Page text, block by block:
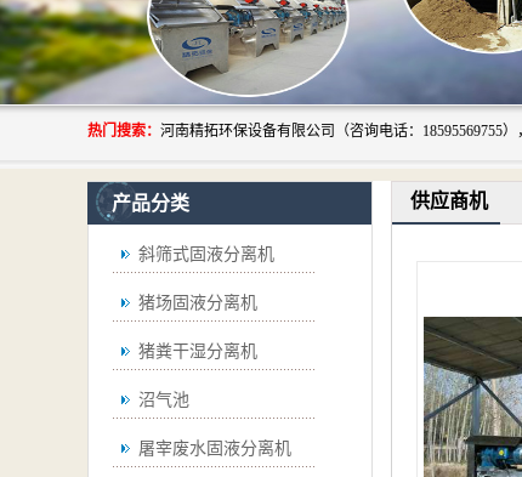
热门搜索：
产品分类
斜筛式固液分离机
猪场固液分离机
猪粪干湿分离机
沼气池
屠宰废水固液分离机
供应商机